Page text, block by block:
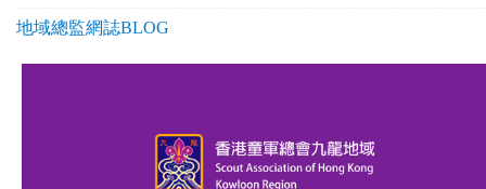
地域總監網誌BLOG